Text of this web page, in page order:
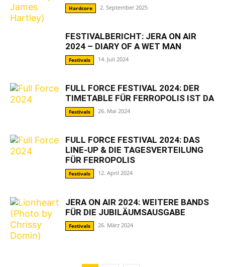
Hardcore 2. September 2025
FESTIVALBERICHT: JERA ON AIR
2024 – DIARY OF A WET MAN
Festivals 14. Juli 2024
FULL FORCE FESTIVAL 2024: DER
TIMETABLE FÜR FERROPOLIS IST DA
Festivals 26. Mai 2024
FULL FORCE FESTIVAL 2024: DAS
LINE-UP & DIE TAGESVERTEILUNG
FÜR FERROPOLIS
Festivals 12. April 2024
JERA ON AIR 2024: WEITERE BANDS
FÜR DIE JUBILÄUMSAUSGABE
Festivals 26. März 2024